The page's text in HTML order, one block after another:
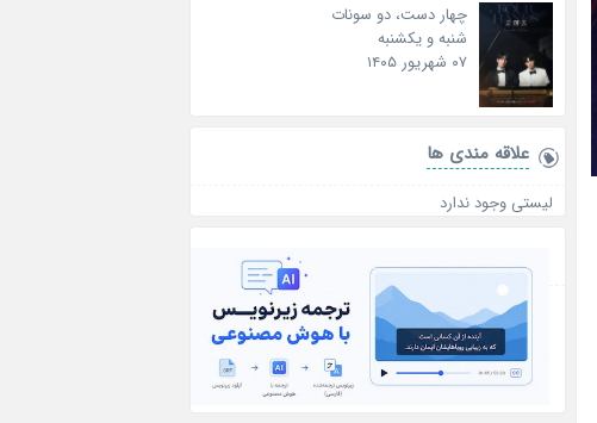
چهار دست، دو سونات
شنبه و یکشنبه
۰۷ شهریور ۱۴۰۵
علاقه‌ مندی ها
لیستی وجود ندارد